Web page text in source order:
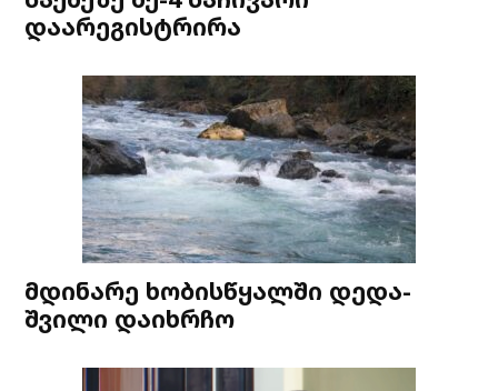
დაარეგისტრირა
მდინარე ხობისწყალში დედა-
შვილი დაიხრჩო